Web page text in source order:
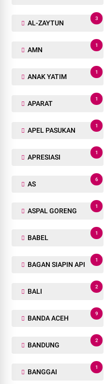
AL-ZAYTUN
3
AMN
1
ANAK YATIM
1
APARAT
1
APEL PASUKAN
1
APRESIASI
1
AS
6
ASPAL GORENG
1
BABEL
1
BAGAN SIAPIN API
1
BALI
2
BANDA ACEH
9
BANDUNG
2
BANGGAI
1